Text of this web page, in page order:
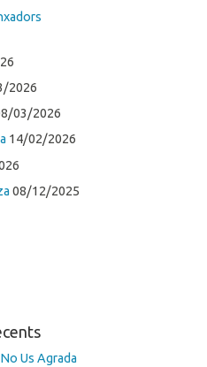
2026
03/2026
14/02/2026
08/12/2025
Us Agrada